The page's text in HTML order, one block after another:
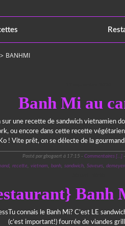
> BANHMI
Banh Mi au
sur une recette de sandwich vietnamien
ou encore dans cette recette
! Vite prêt, on se délecte de la
Posté par gbogaert à 17:15 - Commentaires […]-
, recette, vietnam, banh, sandwich, Saveurs,
Banh
Tu connais le Banh Mi? C’est LE
(c’est important!) fourrée de viandes